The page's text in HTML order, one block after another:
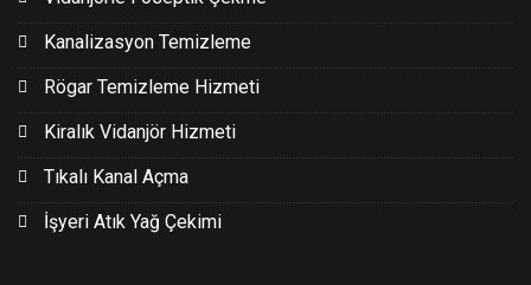
Kanalizasyon Temizleme
Rögar Temizleme Hizmeti
Kiralık Vidanjör Hizmeti
Tıkalı Kanal Açma
İşyeri Atık Yağ Çekimi